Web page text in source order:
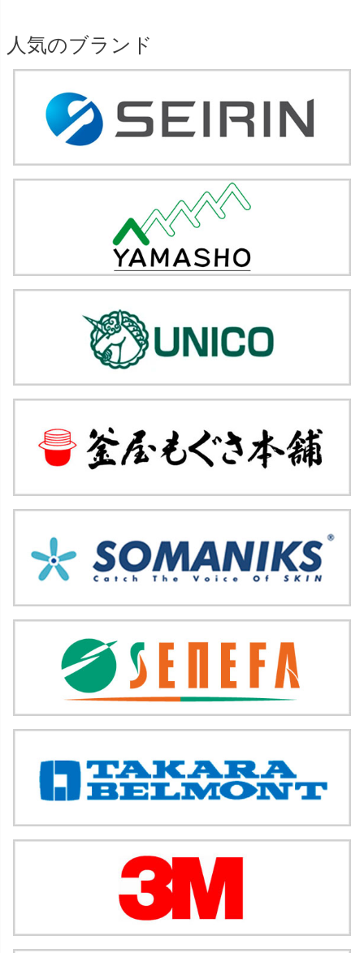
人気のブランド